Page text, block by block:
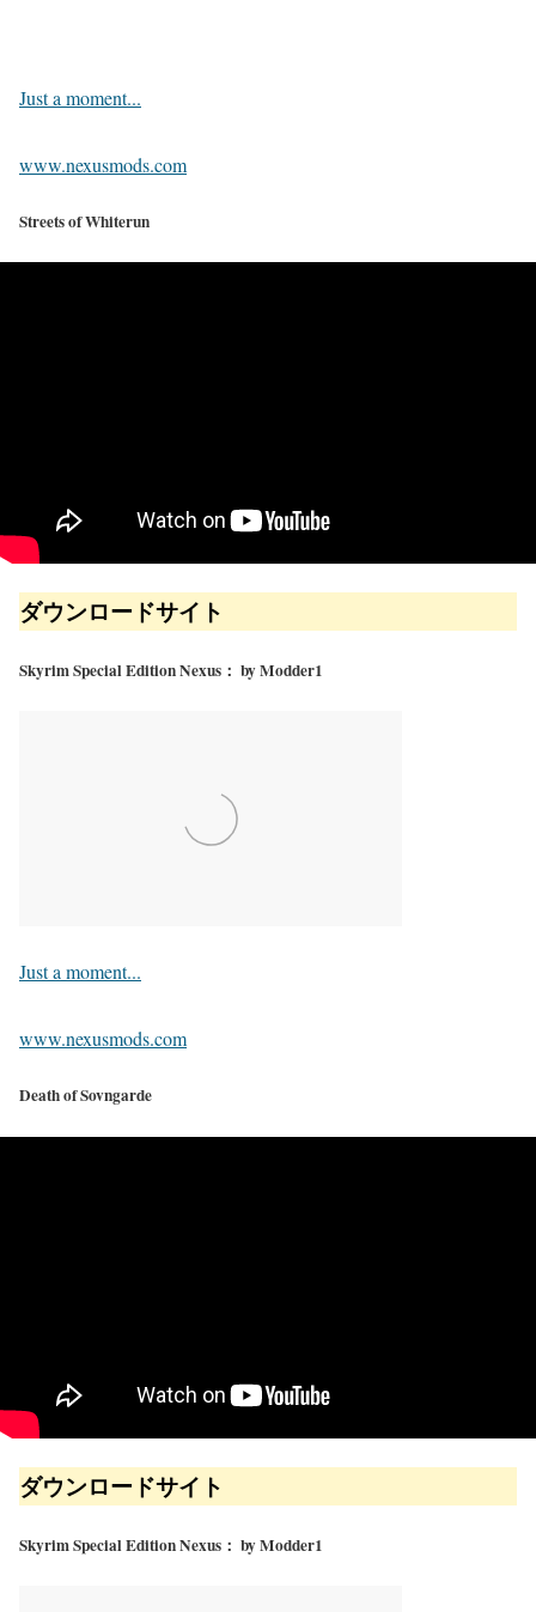
Just a moment...
www.nexusmods.com
Streets of Whiterun
ダウンロードサイト
Skyrim Special Edition Nexus： by Modder1
Just a moment...
www.nexusmods.com
Death of Sovngarde
ダウンロードサイト
Skyrim Special Edition Nexus： by Modder1